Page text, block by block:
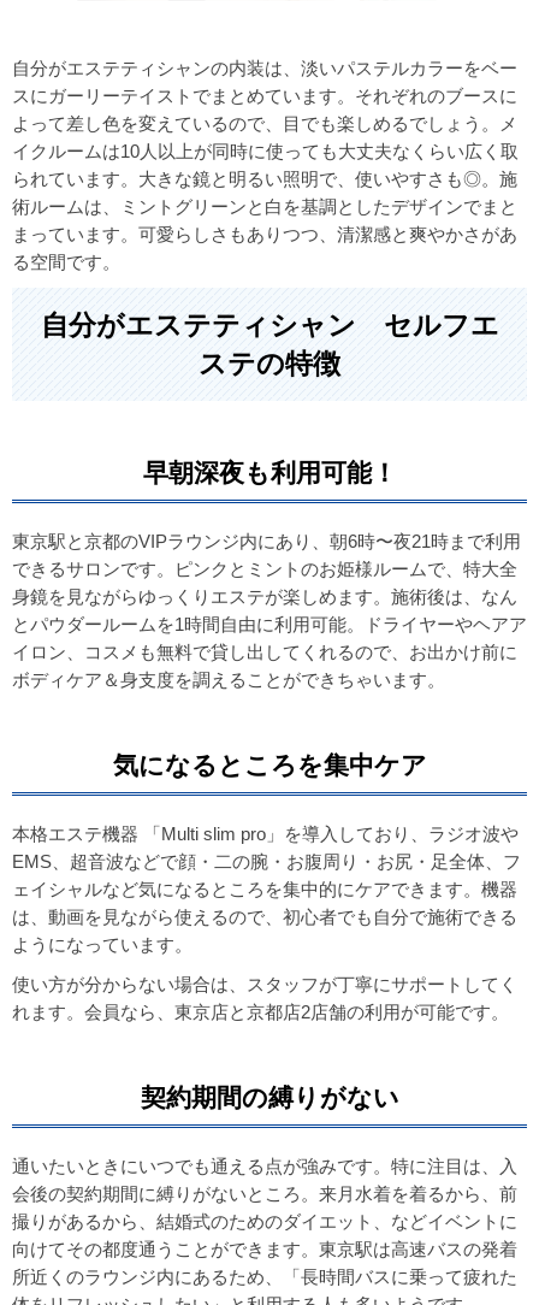
自分がエステティシャンの内装は、淡いパステルカラーをベー
スにガーリーテイストでまとめています。それぞれのブースに
よって差し色を変えているので、目でも楽しめるでしょう。メ
イクルームは10人以上が同時に使っても大丈夫なくらい広く取
られています。大きな鏡と明るい照明で、使いやすさも◎。施
術ルームは、ミントグリーンと白を基調としたデザインでまと
まっています。可愛らしさもありつつ、清潔感と爽やかさがあ
る空間です。
自分がエステティシャン セルフエ
ステの特徴
早朝深夜も利用可能！
東京駅と京都のVIPラウンジ内にあり、朝6時〜夜21時まで利用
できるサロンです。ピンクとミントのお姫様ルームで、特大全
身鏡を見ながらゆっくりエステが楽しめます。施術後は、なん
とパウダールームを1時間自由に利用可能。ドライヤーやヘアア
イロン、コスメも無料で貸し出してくれるので、お出かけ前に
ボディケア＆身支度を調えることができちゃいます。
気になるところを集中ケア
本格エステ機器 「Multi slim pro」を導入しており、ラジオ波や
EMS、超音波などで顔・二の腕・お腹周り・お尻・足全体、フ
ェイシャルなど気になるところを集中的にケアできます。機器
は、動画を見ながら使えるので、初心者でも自分で施術できる
ようになっています。
使い方が分からない場合は、スタッフが丁寧にサポートしてく
れます。会員なら、東京店と京都店2店舗の利用が可能です。
契約期間の縛りがない
通いたいときにいつでも通える点が強みです。特に注目は、入
会後の契約期間に縛りがないところ。来月水着を着るから、前
撮りがあるから、結婚式のためのダイエット、などイベントに
向けてその都度通うことができます。東京駅は高速バスの発着
所近くのラウンジ内にあるため、「長時間バスに乗って疲れた